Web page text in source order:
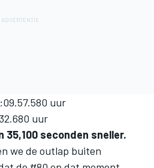
uur
uur
seconden sneller.
we de outlap buiten